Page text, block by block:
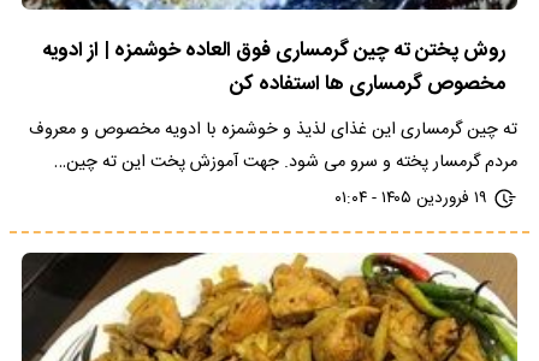
روش پختن ته چین گرمساری فوق العاده خوشمزه | از ادویه
مخصوص گرمساری ها استفاده کن
ته‌ چین گرمساری این غذای لذیذ و خوشمزه با ادویه مخصوص و معروف
مردم گرمسار پخته و سرو می شود. جهت آموزش پخت این ته چین…
۱۹ فروردین ۱۴۰۵ - ۰۱:۰۴